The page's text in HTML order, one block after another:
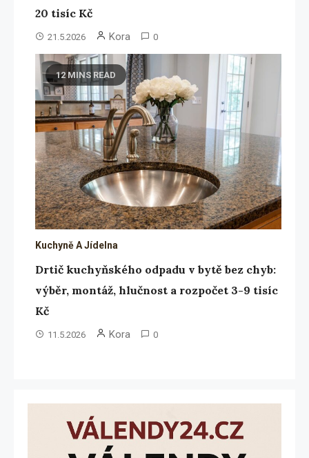
20 tisíc Kč
21.5.2026 Kora 0
12 MINS READ
Kuchyně A Jídelna
Drtič kuchyňského odpadu v bytě bez chyb:
výběr, montáž, hlučnost a rozpočet 3-9 tisíc
Kč
11.5.2026 Kora 0